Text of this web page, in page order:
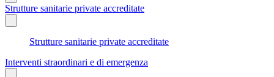
Strutture sanitarie private accreditate
Strutture sanitarie private accreditate
Interventi straordinari e di emergenza